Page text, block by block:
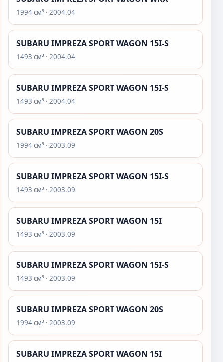
1994 см³ · 2004.04
SUBARU IMPREZA SPORT WAGON 15I-S
1493 см³ · 2004.04
SUBARU IMPREZA SPORT WAGON 15I-S
1493 см³ · 2004.04
SUBARU IMPREZA SPORT WAGON 20S
1994 см³ · 2003.09
SUBARU IMPREZA SPORT WAGON 15I-S
1493 см³ · 2003.09
SUBARU IMPREZA SPORT WAGON 15I
1493 см³ · 2003.09
SUBARU IMPREZA SPORT WAGON 15I-S
1493 см³ · 2003.09
SUBARU IMPREZA SPORT WAGON 20S
1994 см³ · 2003.09
SUBARU IMPREZA SPORT WAGON 15I